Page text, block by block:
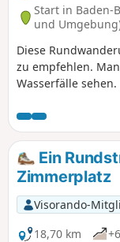
Start in Baden-
und
Diese
zu empfehlen.
Wasserfälle
auf dem ersten
Ein
Zimmerplatz
Visorando-
18,70 km